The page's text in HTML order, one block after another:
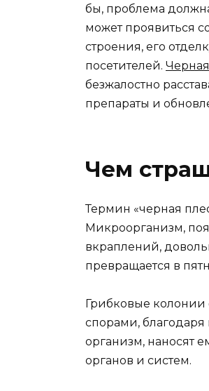
бы, проблема
может проявиться
строения, его
посетителей.
безжалостно
препараты и
Чем
Термин «черная
Микроорганизм,
вкраплений,
превращается в
Грибковые
спорами,
организм, наносят
органов и систем.